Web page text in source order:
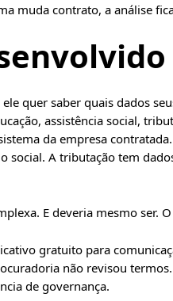
muda contrato, a análise
quer saber quais dados
assistência social,
da empresa
social. A tributação tem
E deveria mesmo ser.
gratuito para
não revisou
de governança.